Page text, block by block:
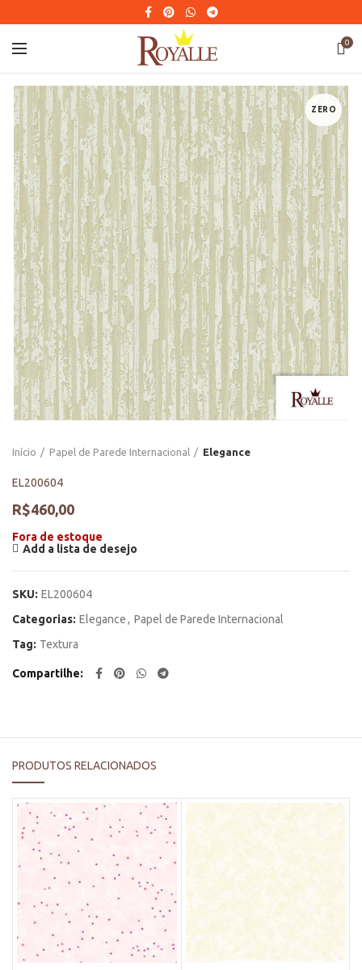
0
ZERO
Início Papel de Parede Internacional Elegance
EL200604
R$460,00
Fora de estoque
Add a lista de desejo
SKU: EL200604
Categorias: Elegance, Papel de Parede Internacional
Tag: Textura
Compartilhe
PRODUTOS RELACIONADOS